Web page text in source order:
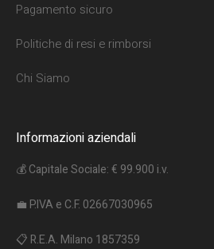
Pagamento sicuro
Politiche di resi e rimborsi
Chi Siamo
Informazioni aziendali
💰 Capitale Sociale: € 99.900 i.v.
💼 P.IVA e C.F. 02667030965
📋 R.E.A. Milano 1857359